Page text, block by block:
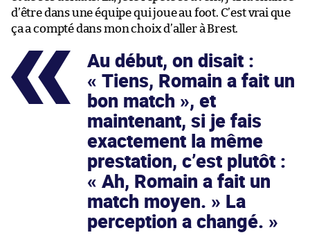
d’être dans une équipe qui joue au foot. C’est vrai que
ça a compté dans mon choix d’aller à Brest.
Au début, on disait :
« Tiens, Romain a fait un
bon match », et
maintenant, si je fais
exactement la même
prestation, c’est plutôt :
« Ah, Romain a fait un
match moyen. » La
perception a changé.